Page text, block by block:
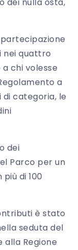
dei nulla osta,
nei quattro
chi volesse
a
di categoria, le
dei
Parco per un
di 100
è stato
seduta del
alla Regione